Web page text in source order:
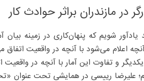
شویم که پنهان‌کاری در زمینه بیان
اعلام می‌شود با آنچه در واقعیت اتفاق
و تفاوت این آمار با آنچه در